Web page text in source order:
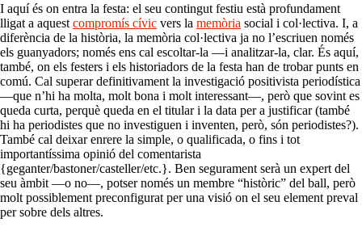
I aquí és on entra la festa: el seu contingut festiu està profundament
lligat a aquest compromís cívic vers la memòria social i col·lectiva. I, a
diferència de la història, la memòria col·lectiva ja no l’escriuen només
els guanyadors; només ens cal escoltar-la —i analitzar-la, clar. És aquí,
també, on els festers i els historiadors de la festa han de trobar punts en
comú. Cal superar definitivament la investigació positivista periodística
—que n’hi ha molta, molt bona i molt interessant—, però que sovint es
queda curta, perquè queda en el titular i la data per a justificar (també
hi ha periodistes que no investiguen i inventen, però, són periodistes?).
També cal deixar enrere la simple, o qualificada, o fins i tot
importantíssima opinió del comentarista
{geganter/bastoner/casteller/etc.}. Ben segurament serà un expert del
seu àmbit —o no—, potser només un membre “històric” del ball, però
molt possiblement preconfigurat per una visió on el seu element preval
per sobre dels altres.